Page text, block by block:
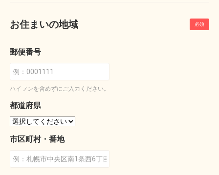
お住まいの地域
郵便番号
ハイフンを含めずにご入力ください。
都道府県
市区町村・番地